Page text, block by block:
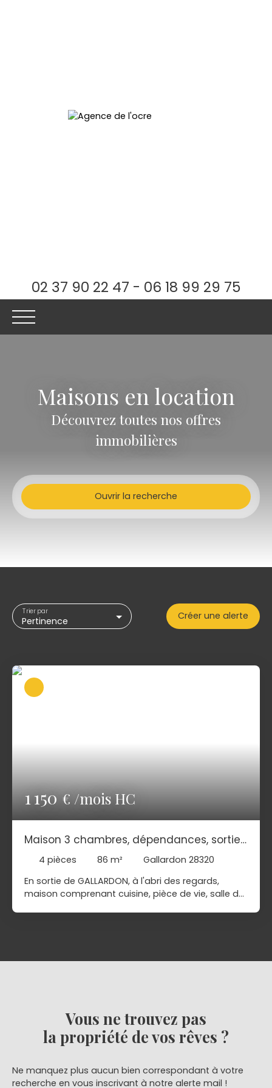
02 37 90 22 47 - 06 18 99 29 75
ACCUEIL ESTIMER
Maisons en location
Découvrez toutes nos offres
immobilières
Ouvrir la recherche
Type de bien
Localisation
Surface min (m²)
Pertinence
Trier par Créer une alerte
1 150€ /mois HC
Maison 3 chambres, dépendances, sortie
GALLARDON
4 pièces 86 m²
Gallardon 28320
En sortie de GALLARDON, à l'abri des regards,
maison comprenant cuisine, pièce de vie, salle de
Vous ne trouvez pas
la propriété de vos rêves ?
Ne manquez plus aucun bien correspondant à votre
recherche en vous inscrivant à notre alerte mail !